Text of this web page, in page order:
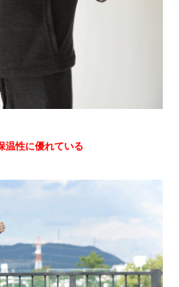
温性に優れている